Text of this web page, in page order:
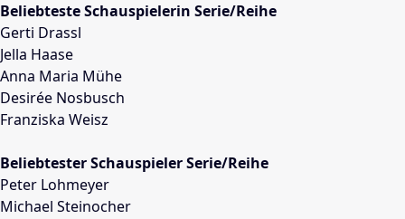
Beliebteste Schauspielerin Serie/Reihe
Gerti Drassl
Jella Haase
Anna Maria Mühe
Desirée Nosbusch
Franziska Weisz
Beliebtester Schauspieler Serie/Reihe
Peter Lohmeyer
Michael Steinocher